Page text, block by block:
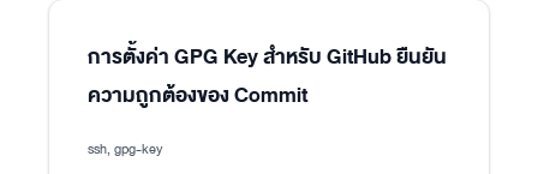
การตั้งค่า GPG Key สำหรับ GitHub ยืนยัน
ความถูกต้องของ Commit
ssh, gpg-key